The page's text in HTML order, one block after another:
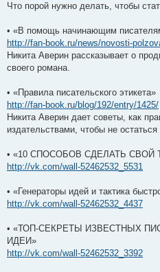
Что порой нужно делать, чтобы
• «В помощь начинающим
http://fan-book.ru/news/novosti-
Никита Аверин рассказывает о
своего романа.
• «Правила писательского этикета»
http://fan-book.ru/blog/192/entry/1425/
Никита Аверин дает советы, как
издательствами, чтобы не
• «10 СПОСОБОВ СДЕЛАТЬ СВОЙ
http://vk.com/wall-52462532_5531
• «Генераторы идей и тактика
http://vk.com/wall-52462532_4437
• «ТОП-СЕКРЕТЫ ИЗВЕСТНЫХ
ИДЕИ»
http://vk.com/wall-52462532_3392